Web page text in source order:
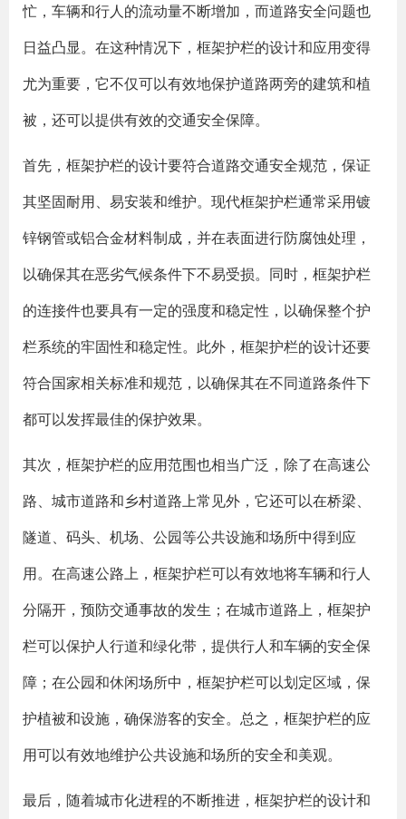
忙，车辆和行人的流动量不断增加，而道路安全问题也
日益凸显。在这种情况下，框架护栏的设计和应用变得
尤为重要，它不仅可以有效地保护道路两旁的建筑和植
被，还可以提供有效的交通安全保障。
首先，框架护栏的设计要符合道路交通安全规范，保证
其坚固耐用、易安装和维护。现代框架护栏通常采用镀
锌钢管或铝合金材料制成，并在表面进行防腐蚀处理，
以确保其在恶劣气候条件下不易受损。同时，框架护栏
的连接件也要具有一定的强度和稳定性，以确保整个护
栏系统的牢固性和稳定性。此外，框架护栏的设计还要
符合国家相关标准和规范，以确保其在不同道路条件下
都可以发挥最佳的保护效果。
其次，框架护栏的应用范围也相当广泛，除了在高速公
路、城市道路和乡村道路上常见外，它还可以在桥梁、
隧道、码头、机场、公园等公共设施和场所中得到应
用。在高速公路上，框架护栏可以有效地将车辆和行人
分隔开，预防交通事故的发生；在城市道路上，框架护
栏可以保护人行道和绿化带，提供行人和车辆的安全保
障；在公园和休闲场所中，框架护栏可以划定区域，保
护植被和设施，确保游客的安全。总之，框架护栏的应
用可以有效地维护公共设施和场所的安全和美观。
最后，随着城市化进程的不断推进，框架护栏的设计和